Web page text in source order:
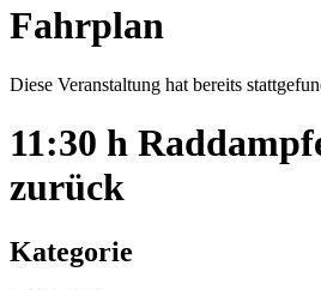
Fahrplan
Diese Veranstaltung hat bereits
11:30 h
zurück
Kategorie